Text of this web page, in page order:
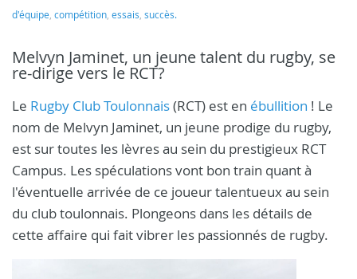
d'équipe, compétition, essais, succès.
Melvyn Jaminet, un jeune talent du rugby, se
re-dirige vers le RCT?
Le Rugby Club Toulonnais(RCT) est en ébullition ! Le
nom de Melvyn Jaminet, un jeune prodige du rugby,
est sur toutes les lèvres au sein du prestigieux RCT
Campus. Les spéculations vont bon train quant à
l'éventuelle arrivée de ce joueur talentueux au sein
du club toulonnais. Plongeons dans les détails de
cette affaire qui fait vibrer les passionnés de rugby.